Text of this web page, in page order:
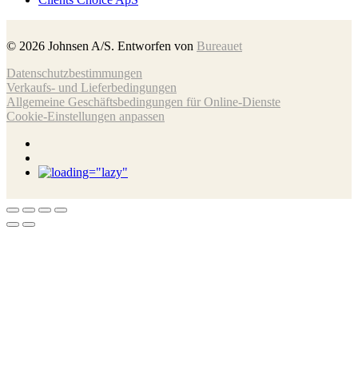
© 2026 Johnsen A/S. Entworfen von Bureauet
Datenschutzbestimmungen
Verkaufs- und Lieferbedingungen
Allgemeine Geschäftsbedingungen für Online-Dienste
Cookie-Einstellungen anpassen